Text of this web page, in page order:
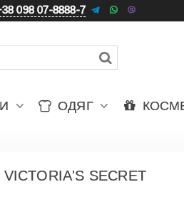
098 07-8888-7 更 車 賈
ОДЯГ
SECRET